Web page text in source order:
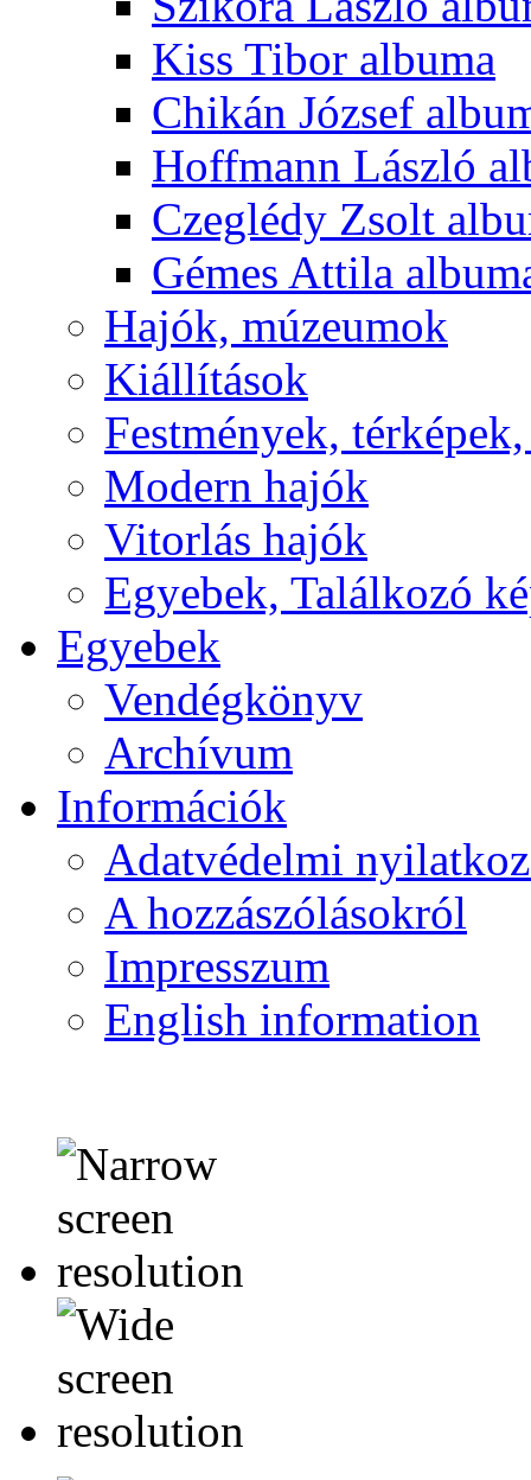
Kiss Tibor albuma
Chikán József
Hoffmann László
Czeglédy Zsolt
Gémes Attila
Hajók, múzeumok
Kiállítások
Festmények,
Modern hajók
Vitorlás hajók
Egyebek, Találkozó
Egyebek
Vendégkönyv
Archívum
Információk
Adatvédelmi
A hozzászólásokról
Impresszum
English information